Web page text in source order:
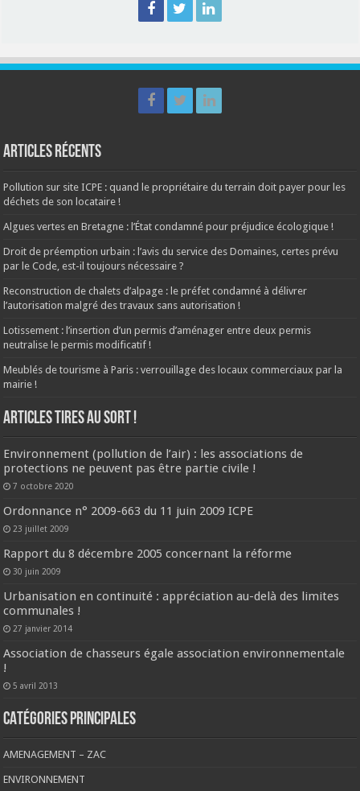
Articles récents
Pollution sur site ICPE : quand le propriétaire du terrain doit payer pour les
déchets de son locataire !
Algues vertes en Bretagne : l’État condamné pour préjudice écologique !
Droit de préemption urbain : l’avis du service des Domaines, certes prévu
par le Code, est-il toujours nécessaire ?
Reconstruction de chalets d’alpage : le préfet condamné à délivrer
l’autorisation malgré des travaux sans autorisation !
Lotissement : l’insertion d’un permis d’aménager entre deux permis
neutralise le permis modificatif !
Meublés de tourisme à Paris : verrouillage des locaux commerciaux par la
mairie !
ARTICLES TIRES AU SORT !
Environnement (pollution de l’air) : les associations de
protections ne peuvent pas être partie civile !
7 octobre 2020
Ordonnance n° 2009-663 du 11 juin 2009 ICPE
23 juillet 2009
Rapport du 8 décembre 2005 concernant la réforme
30 juin 2009
Urbanisation en continuité : appréciation au-delà des limites
communales !
27 janvier 2014
Association de chasseurs égale association environnementale
!
5 avril 2013
CATÉGORIES PRINCIPALES
AMENAGEMENT – ZAC
ENVIRONNEMENT